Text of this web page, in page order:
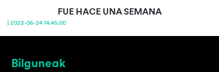
FUE HACE UNA SEMANA
| 2023-06-24 14:45:00
Bilguneak